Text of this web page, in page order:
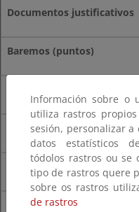
Documentos justificativos
Baremos (puntos)
Certificado de su lugar de
En caso de personas en
Información sobre o
utiliza rastros
sesión, personalizar
datos estatísticos
tódolos rastros ou se
tipo de rastros quere
sobre os rastros
de rastros